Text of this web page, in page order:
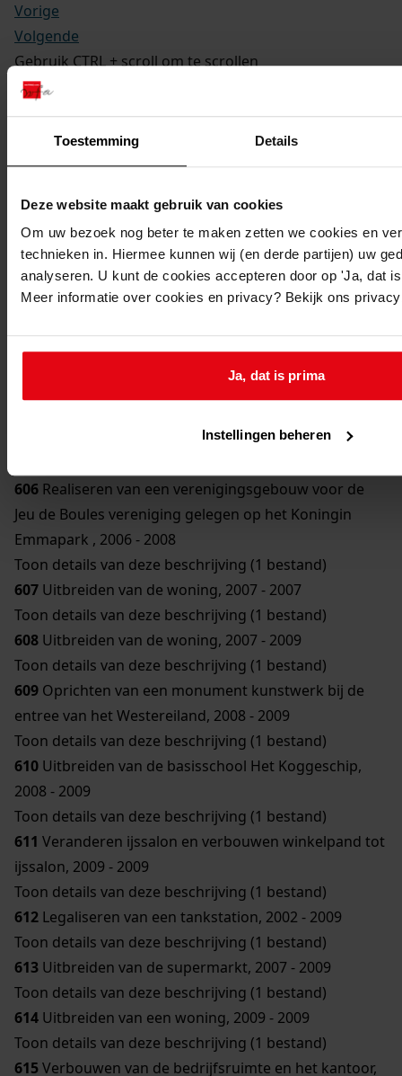
Toestemming Details
Deze website maakt gebruik van cookies
Om uw bezoek nog beter te maken zetten we cookies en
technieken in. Hiermee kunnen wij (en derde partijen) uw
analyseren. U kunt de cookies accepteren door op 'Ja, dat
Meer informatie over cookies en privacy? Bekijk ons
Ja, dat is prima
Instellingen beheren
Vorige
Volgende
Gebruik CTRL + scroll om te scrollen
laatste wijziging 03-07-2024
1 gedigitaliseerd
Medemblik, sectie C 3609
2008
Toon details van deze beschrijving (1 bestand)
603Veranderen van de voor en rechter zijgevel, 2009 -
2009
604Oprichten van een bedrijfsverzamelgebouw, 2007 -
Toon details van deze beschrijving (1 bestand)
606 Realiseren van een verenigingsgebouw voor de
Jeu de Boules vereniging gelegen op het Koningin
Emmapark , 2006 - 2008
Toon details van deze beschrijving (1 bestand)
607 Uitbreiden van de woning, 2007 - 2007
Toon details van deze beschrijving (1 bestand)
608 Uitbreiden van de woning, 2007 - 2009
Toon details van deze beschrijving (1 bestand)
609 Oprichten van een monument kunstwerk bij de
entree van het Westereiland, 2008 - 2009
Toon details van deze beschrijving (1 bestand)
610 Uitbreiden van de basisschool Het Koggeschip,
2008 - 2009
Toon details van deze beschrijving (1 bestand)
611 Veranderen ijssalon en verbouwen winkelpand tot
ijssalon, 2009 - 2009
Toon details van deze beschrijving (1 bestand)
612 Legaliseren van een tankstation, 2002 - 2009
Toon details van deze beschrijving (1 bestand)
613 Uitbreiden van de supermarkt, 2007 - 2009
Toon details van deze beschrijving (1 bestand)
614 Uitbreiden van een woning, 2009 - 2009
Toon details van deze beschrijving (1 bestand)
615Verbouwen van de bedrijfsruimte en het kantoor,